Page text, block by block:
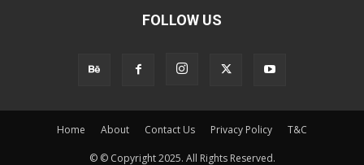
FOLLOW US
Home About Contact Us Privacy Policy T&C
© © Copyright 2025. All Rights Reserved.